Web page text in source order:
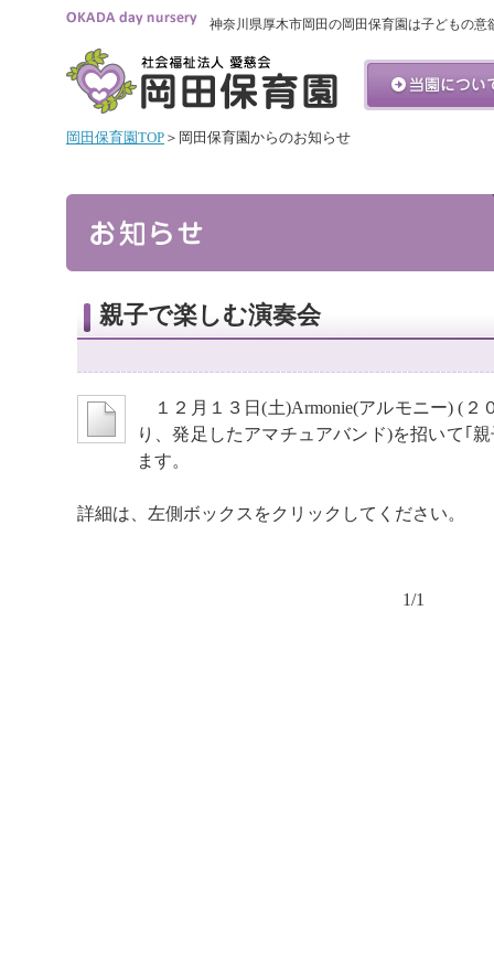
神奈川県厚木市岡田の岡田保育園は子どもの意
岡田保育園TOP ＞岡田保育園からのお知らせ
親子で楽しむ演奏会
１２月１３日(土)Armonie(アルモニー) (２
り、発足したアマチュアバンド)を招いて｢
ます。
詳細は、左側ボックスをクリックしてください。
1/1